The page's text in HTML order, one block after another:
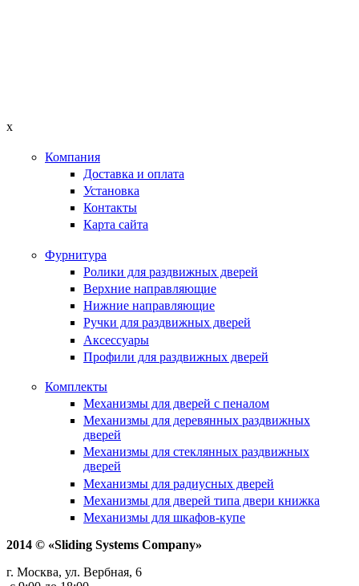
x
Компания
Доставка и оплата
Установка
Контакты
Карта сайта
Фурнитура
Ролики для раздвижных дверей
Верхние направляющие
Нижние направляющие
Ручки для раздвижных дверей
Аксессуары
Профили для раздвижных дверей
Комплекты
Механизмы для дверей с пеналом
Механизмы для деревянных раздвижных
дверей
Механизмы для стеклянных раздвижных
дверей
Механизмы для радиусных дверей
Механизмы для дверей типа двери книжка
Механизмы для шкафов-купе
2014 © «Sliding Systems Company»
г. Москва, ул. Вербная, 6